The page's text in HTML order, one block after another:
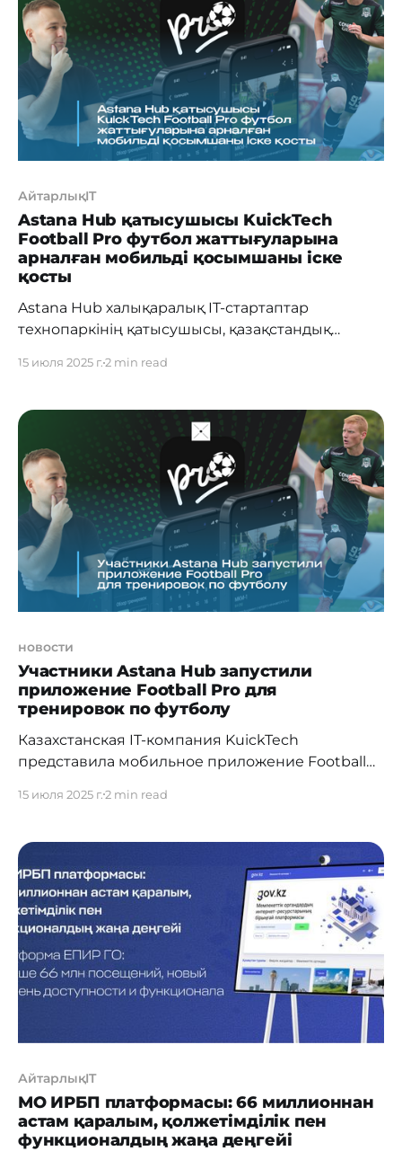
прошли отбор. Полный цикл завершили 77
стартапов,
АйтарлықIT
Astana Hub қатысушысы KuickTech
Football Pro футбол жаттығуларына
арналған мобильді қосымшаны іске
қосты
Astana Hub халықаралық IT-стартаптар
технопаркінің қатысушысы, қазақстандық
ересектерге арналған Football Pro мобильді
назарына ұсынды. Бұл шешім футбол
дағдыларын жетілдіргісі келетіндер үшін кәсіби
бағыттағы жаттығу бағдарламаларын ұсынады.
Қосымша тәжірибелі футбол
жаттықтырушысының қатысуымен жасалған
және пайдаланушылардың жүйелі жаттығу
дағдысын қалыптастыруға бағытталған. Football
Pro – ТМД нарығында
15 июля 2025 г.2 min read
новости
Участники Astana Hub запустили
приложение Football Pro для
тренировок по футболу
Казахстанская IT-компания KuickTech
представила мобильное приложение Football
которые хотят научиться играть в футбол и
разработано под руководством
профессионального тренера и построено так,
чтобы помочь пользователям выработать
привычку к регулярным тренировкам. Football
Pro – одно из первых в СНГ мобильных
приложений, в
15 июля 2025 г.2 min read
АйтарлықIT
МО ИРБП платформасы: 66 миллионнан
астам қаралым, қолжетімділік пен
функционалдың жаңа деңгейі